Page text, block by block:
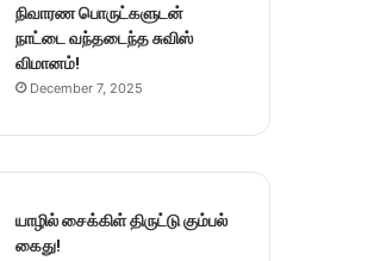
நிவாரண பொருட்களுடன்
நாட்டை வந்தடைந்த சுவிஸ்
விமானம்!
December 7, 2025
யாழில் சைக்கிள் திருட்டு கும்பல்
கைது!